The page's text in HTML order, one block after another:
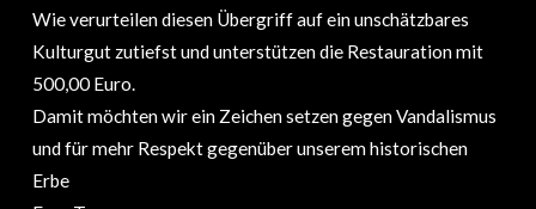
Wie verurteilen diesen Übergriff auf ein unschätzbares
Kulturgut zutiefst und unterstützen die Restauration mit
500,00 Euro.
Damit möchten wir ein Zeichen setzen gegen Vandalismus
und für mehr Respekt gegenüber unserem historischen
Erbe